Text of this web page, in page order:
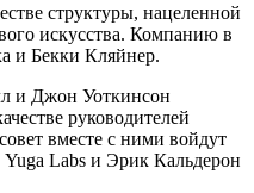
структуры, нацеленной
искусства. Компанию в
и Бекки Кляйнер.
и Джон Уоткинсон
руководителей
вместе с ними войдут
Labs и Эрик Кальдерон